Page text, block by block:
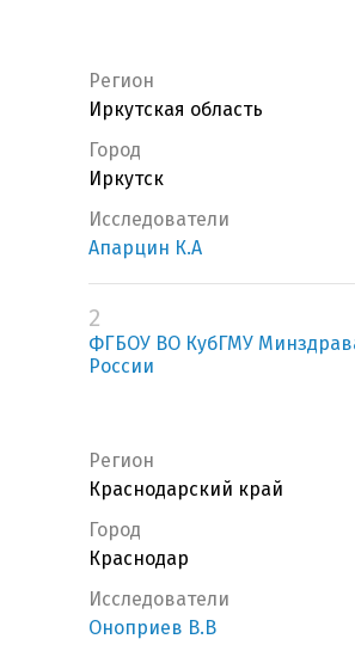
Регион
Иркутская область
Город
Иркутск
Исследователи
Апарцин К.А
2
ФГБОУ ВО КубГМУ
России
Регион
Краснодарский край
Город
Краснодар
Исследователи
Оноприев В.В